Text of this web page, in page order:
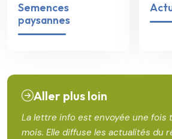
Semences
paysannes
Aller plus loin
La lettre info est envoyée une fois
mois. Elle diffuse les actualités du